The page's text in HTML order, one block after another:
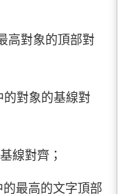
高對象的頂部對
的對象的基線對
線對齊；
最高的文字頂部